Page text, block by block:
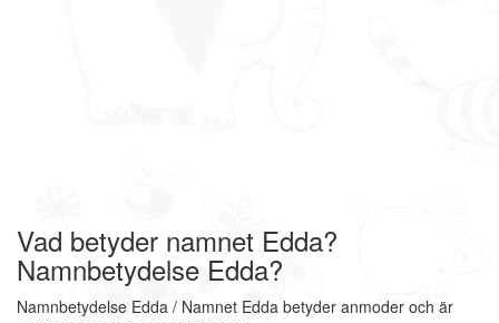
Vad betyder namnet Edda?
Namnbetydelse Edda?
Namnbetydelse Edda / Namnet Edda betyder anmoder och är